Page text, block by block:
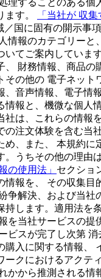
ます。
「当社が 収集
／国に固有の開示事
情報のカテゴリーと
いてご案内していま
、 財務情報、商品の
その他の 電子ネット
、音声情報、電子情
情報と、機微な個人
社は、これらの情報
の注文体験を含む当
め、また、 本規約に
。うちその他の理由
の使用法」 セクショ
情報を、 その収集目
争解決、および当社
持します。適用法を
を当社サービスの提
ビスが完了し次第 消
購入に関する情報、
ークにおけるアクテ
かから推測される情